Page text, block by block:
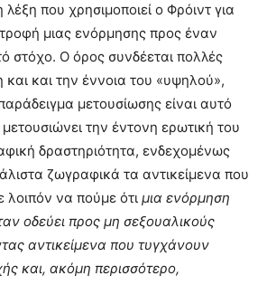
λέξη που χρησιμοποιεί ο Φρόιντ για
μιας ενόρμησης προς έναν
στόχο. Ο όρος συνδέεται πολλές
και την έννοια του «υψηλού»,
μετουσίωσης είναι αυτό
την έντονη ερωτική του
δραστηριότητα, ενδεχομένως
ζωγραφικά τα αντικείμενα που
λοιπόν να πούμε ότι μια ενόρμηση
οδεύει προς μη σεξουαλικούς
αντικείμενα που τυγχάνουν
και, ακόμη περισσότερο,